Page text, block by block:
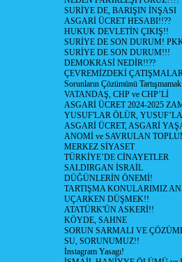
SURİYE DE, BARIŞIN İNŞASI
ASGARİ ÜCRET HESABI!!??
HUKUK DEVLETİN ÇIKIŞ!!
SURİYE DE SON DURUM!
SURİYE DE SON DURUM!!!
DEMOKRASİ NEDİR!!??
ÇEVREMİZDEKİ
Sorunların Çözümünü
VATANDAŞ, CHP ve CHP’Lİ
ASGARİ ÜCRET 2024-2025
YUSUF'LAR ÖLÜR,
ASGARİ ÜCRET, ASGARİ
ANOMİ ve SAVRULAN
MERKEZ SİYASET
TÜRKİYE’DE CİNAYETLER
SALDIRGAN İSRAİL
DÜĞÜNLERİN ÖNEMİ!
TARTIŞMA KONULARIMIZ
UÇARKEN DÜŞMEK!!
ATATÜRK'ÜN ASKERİ!!
KÖYDE, SAHNE
SORUN SARMALI VE
SU, SORUNUMUZ!!
İnstagram Yasagı!